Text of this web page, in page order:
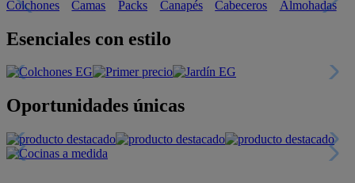
Esenciales con estilo
Oportunidades únicas